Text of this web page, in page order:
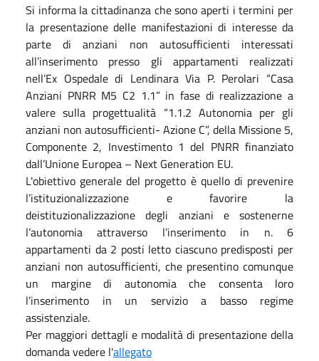
Si informa la cittadinanza che sono aperti i termini per
la presentazione delle manifestazioni di interesse da
parte di anziani non autosufficienti interessati
all’inserimento presso gli appartamenti realizzati
nell’Ex Ospedale di Lendinara Via P. Perolari “Casa
Anziani PNRR M5 C2 1.1” in fase di realizzazione a
valere sulla progettualità “1.1.2 Autonomia per gli
anziani non autosufficienti- Azione C”, della Missione 5,
Componente 2, Investimento 1 del PNRR finanziato
dall’Unione Europea – Next Generation EU.
L'obiettivo generale del progetto è quello di prevenire
l’istituzionalizzazione e favorire la
deistituzionalizzazione degli anziani e sostenerne
l’autonomia attraverso l’inserimento in n. 6
appartamenti da 2 posti letto ciascuno predisposti per
anziani non autosufficienti, che presentino comunque
un margine di autonomia che consenta loro
l’inserimento in un servizio a basso regime
assistenziale.
Per maggiori dettagli e modalità di presentazione della
domanda vedere l'allegato